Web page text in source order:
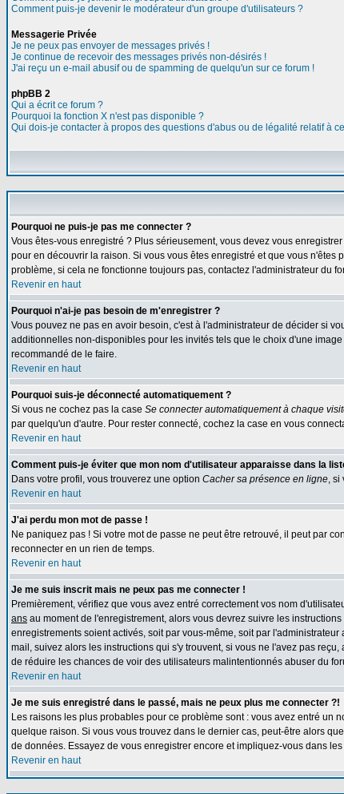
Comment puis-je devenir le modérateur d'un groupe d'utilisateurs ?
Messagerie Privée
Je ne peux pas envoyer de messages privés !
Je continue de recevoir des messages privés non-désirés !
J'ai reçu un e-mail abusif ou de spamming de quelqu'un sur ce forum !
phpBB 2
Qui a écrit ce forum ?
Pourquoi la fonction X n'est pas disponible ?
Qui dois-je contacter à propos des questions d'abus ou de légalité relatif à
Pourquoi ne puis-je pas me connecter ?
Vous êtes-vous enregistré ? Plus sérieusement, vous devez vous
pour en découvrir la raison. Si vous vous êtes enregistré et que vous
problème, si cela ne fonctionne toujours pas, contactez l'administrateur du
Revenir en haut
Pourquoi n'ai-je pas besoin de m'enregistrer ?
Vous pouvez ne pas en avoir besoin, c'est à l'administrateur de décider si
additionnelles non-disponibles pour les invités tels que le choix d'une
recommandé de le faire.
Revenir en haut
Pourquoi suis-je déconnecté automatiquement ?
Si vous ne cochez pas la case Se connecter automatiquement à chaque
par quelqu'un d'autre. Pour rester connecté, cochez la case en vous
Revenir en haut
Comment puis-je éviter que mon nom d'utilisateur apparaisse dans la
Dans votre profil, vous trouverez une option Cacher sa présence en ligne, si
Revenir en haut
J'ai perdu mon mot de passe !
Ne paniquez pas ! Si votre mot de passe ne peut être retrouvé, il peut par
reconnecter en un rien de temps.
Revenir en haut
Je me suis inscrit mais ne peux pas me connecter !
Premièrement, vérifiez que vous avez entré correctement vos nom
ans au moment de l'enregistrement, alors vous devrez suivre les
enregistrements soient activés, soit par vous-même, soit par
mail, suivez alors les instructions qui s'y trouvent, si vous ne l'avez pas
de réduire les chances de voir des utilisateurs malintentionnés abuser du
Revenir en haut
Je me suis enregistré dans le passé, mais ne peux plus me connecter ?!
Les raisons les plus probables pour ce problème sont : vous avez entré un
quelque raison. Si vous vous trouvez dans le dernier cas, peut-être alors
de données. Essayez de vous enregistrer encore et impliquez-vous dans
Revenir en haut